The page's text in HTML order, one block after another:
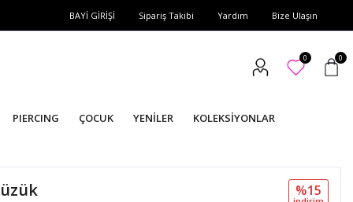
BAYİ GİRİŞİ Sipariş Takibi Yardım Bize Ulaşın
0 0
PIERCING ÇOCUK YENİLER KOLEKSİYONLAR
%15